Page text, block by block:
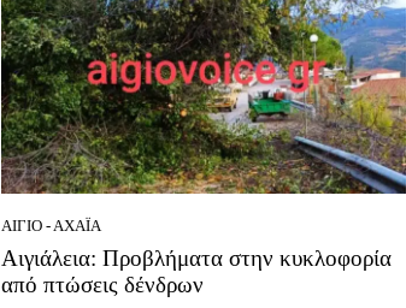
ΑΊΓΙΟ - ΑΧΑΪ́Α
Αιγιάλεια: Προβλήματα στην κυκλοφορία
από πτώσεις δένδρων